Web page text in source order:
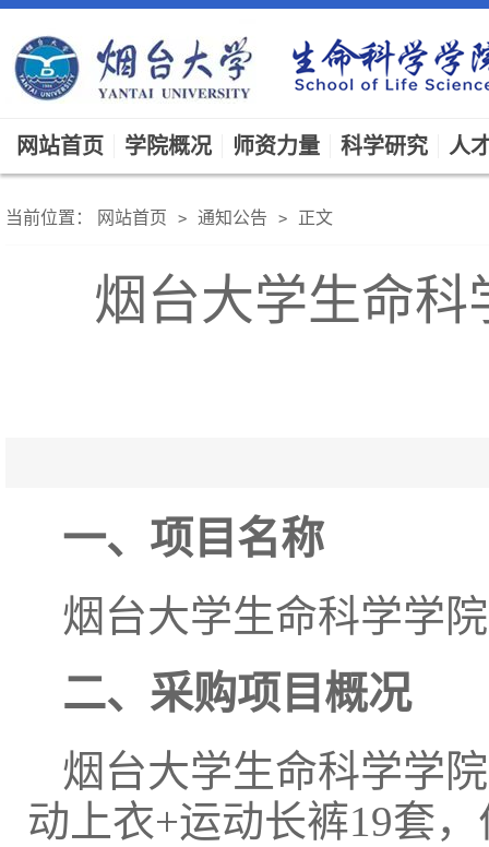
网站首页 学院概况 师资力量 科学研究 人
当前位置： 网站首页 > 通知公告 > 正文
烟台大学生命
一、项目名称
烟台大学生命科学学
二、采购项目概况
烟台大学生命科学学
动上衣+运动长裤19套